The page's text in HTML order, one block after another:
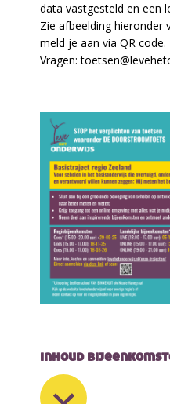
data vastgesteld en een
Zie afbeelding
meld je aan via QR code.
Vragen:
inhoud